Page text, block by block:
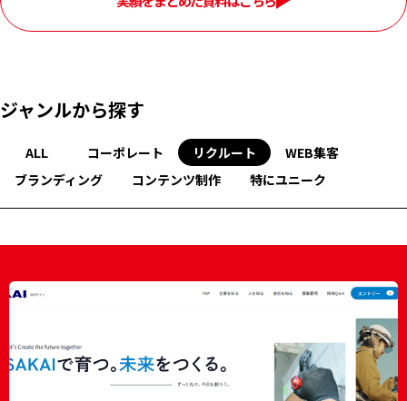
ジャンルから探す
ALL コーポレート リクルート
WEB集客
ブランディング
コンテンツ制作 特にユニーク